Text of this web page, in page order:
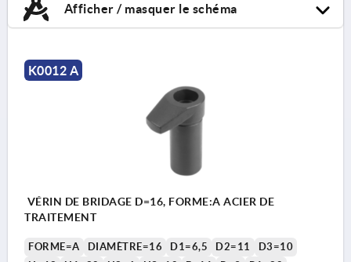
Afficher / masquer le schéma
K0012 A
VÉRIN DE BRIDAGE D=16, FORME:A ACIER DE
TRAITEMENT
FORME=A DIAMÈTRE=16 D1=6,5 D2=11
D3=10